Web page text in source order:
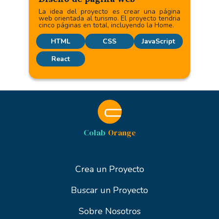
HTML CSS
JavaScript
React
La idea del proyecto es crear una página
web orientada al turismo. El proyecto tendria
cinco páginas en total, incluyendo la Home.
Colab Orange
Crea un Proyecto
Buscar un Proyecto
Sobre Nosotros